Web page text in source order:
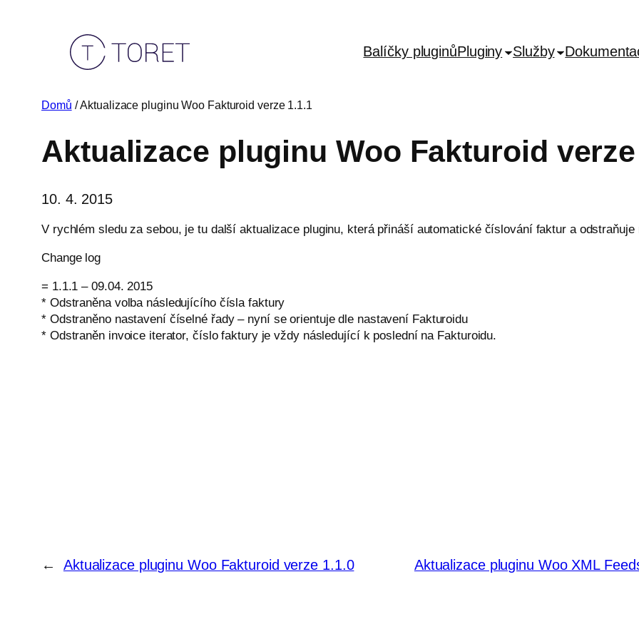
Balíčky pluginůPluginy Služby
Domů / Aktualizace pluginu Woo Fakturoid verze 1.1.1
Aktualizace pluginu Woo Fakturoid verze
10. 4. 2015
V rychlém sledu za sebou, je tu další aktualizace pluginu, která přináší automatické číslování faktur a
Change log
= 1.1.1 – 09.04. 2015
* Odstraněna volba následujícího čísla faktury
* Odstraněno nastavení číselné řady – nyní se orientuje dle nastavení Fakturoidu
* Odstraněn invoice iterator, číslo faktury je vždy následující k poslední na Fakturoidu.
← Aktualizace pluginu Woo Fakturoid verze 1.1.0 Aktualizace pluginu Woo XML